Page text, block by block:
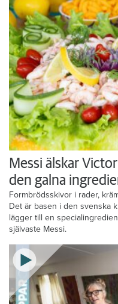
Messi älskar
den galna
Formbrödsskivor i rader,
Det är basen i den svenska
lägger till en
självaste Messi.